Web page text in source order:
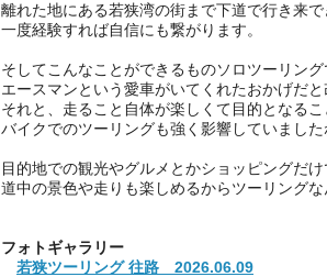
離れた地にある若狭湾の街まで下道で行き来で
一度経験すれば自信にも繋がります。
そしてこんなことができるものソロツーリング
エースマンという愛車がいてくれたおかげだと
それと、走ること自体が楽しくて目的となる
バイクでのツーリングも強く影響していました
目的地での観光やグルメとかショッピングだけ
道中の景色や走りも楽しめるからツーリングな
フォトギャラリー
若狭ツーリング 往路 2026.06.09